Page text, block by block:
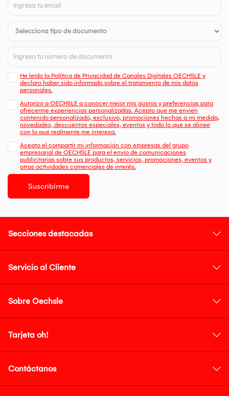
He leído la Política de Privacidad de Canales Digitales OECHSLE y
declaro haber sido informado sobre el tratamiento de mis datos
personales.
Autorizo a OECHSLE a conocer mejor mis gustos y preferencias para
ofrecerme experiencias personalizadas. Acepto que me envien
contenido personalizado, exclusivo, promociones hechas a mi medida,
novedades, descuentos especiales, eventos y todo lo que se alinee
con lo que realmente me interesa.
Acepto el compartir mi información con empresas del grupo
empresarial de OECHSLE para el envío de comunicaciones
publicitarias sobre sus productos, servicios, promociones, eventos y
otras actividades comerciales de interés.
Suscribirme
Secciones destacadas
Servicio al Cliente
Sobre Oechsle
Tarjeta oh!
Contáctanos